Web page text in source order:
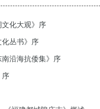
文化大观》序
化丛书》序
南沿海抗倭集》序
序